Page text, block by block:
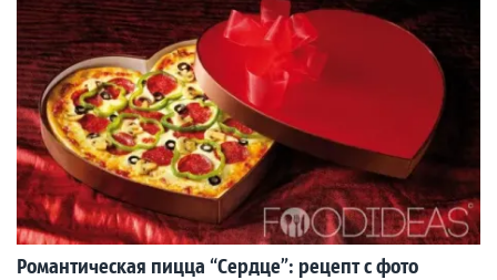
Романтическая пицца “Сердце”: рецепт с фото